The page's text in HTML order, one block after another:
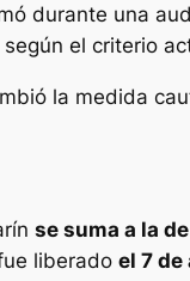
durante una
según el criterio
la medida
se suma a la
liberado el 7 de